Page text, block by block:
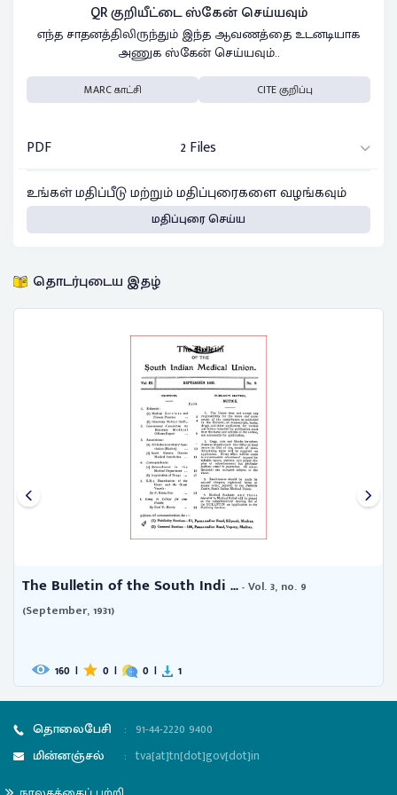
QR குறியீட்டை ஸ்கேன் செய்யவும்
எந்த சாதனத்திலிருந்தும் இந்த ஆவணத்தை உடனடியாக
அணுக ஸ்கேன் செய்யவும்..
MARC காட்சி CITE குறிப்பு
PDF
2 Files
உங்கள் மதிப்பீடு மற்றும் மதிப்புரைகளை வழங்கவும்
மதிப்புரை செய்ய
தொடர்புடைய இதழ்
The Bulletin of the South Indi ...- Vol. 3, no. 9
(September, 1931)
160 | 0 | 0 | 1
தொலைபேசி : 91-44-2220 9400
மின்னஞ்சல்
: tva[at]tn[dot]gov[dot]in